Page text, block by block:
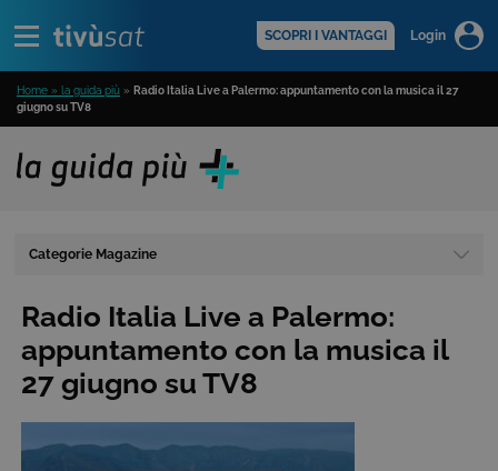
SCOPRI I VANTAGGI Login
Home » la guida più » Radio Italia Live a Palermo: appuntamento con la musica il 27
giugno su TV8
Categorie Magazine
Radio Italia Live a Palermo:
appuntamento con la musica il
27 giugno su TV8